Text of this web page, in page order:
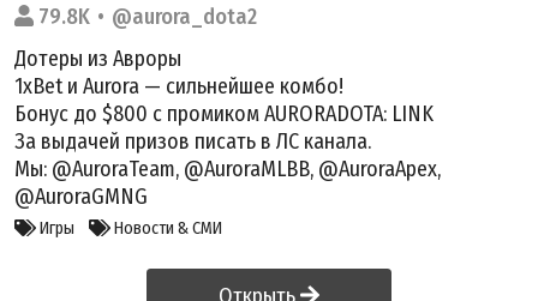
79.8K
@aurora_dota2
Дотеры из Авроры
1xBet и Aurora — сильнейшее комбо!
Бонус до $800 с промиком AURORADOTA: LINK
За выдачей призов писать в ЛС канала.
Мы: @AuroraTeam, @AuroraMLBB, @AuroraApex,
@AuroraGMNG
Игры Новости & СМИ